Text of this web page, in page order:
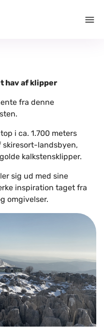
hav af klipper
fra denne
i ca. 1.700 meters
skiresort-landsbyen,
kalkstensklipper.
sig ud med sine
inspiration taget fra
omgivelser.